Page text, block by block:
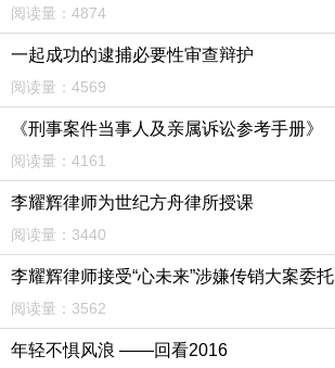
阅读量：4874
一起成功的逮捕必要性审查辩护
阅读量：4569
《刑事案件当事人及亲属诉讼参考手册》
阅读量：4161
李耀辉律师为世纪方舟律所授课
阅读量：3440
李耀辉律师接受“心未来”涉嫌传销大案委托
阅读量：3562
年轻不惧风浪 ——回看2016